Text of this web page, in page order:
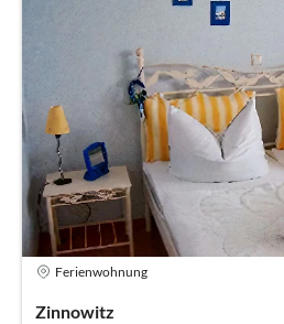
Ferienwohnung
Zinnowitz